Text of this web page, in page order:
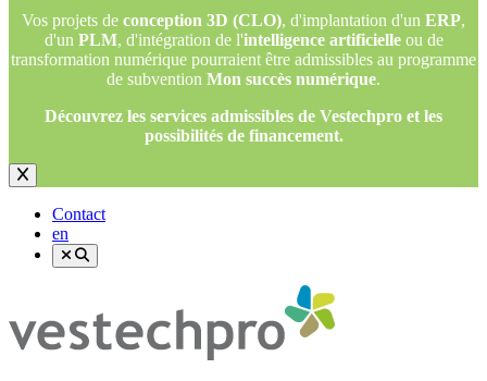
Vos projets de conception 3D (CLO), d'implantation d'un ERP,
d'un PLM, d'intégration de l'intelligence artificielleou de
transformation numérique pourraient être admissibles au programme
de subvention Mon succès numérique.
Découvrez les services admissibles de Vestechpro et les
possibilités de financement.
Contact
en